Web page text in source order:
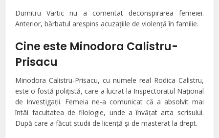
Dumitru Vartic nu a comentat deconspirarea femeiei.
Anterior, bărbatul arespins acuzaţiile de violenţă în familie.
Cine este Minodora Calistru-
Prisacu
Minodora Calistru-Prisacu, cu numele real Rodica Calistru,
este o fostă poliţistă, care a lucrat la Inspectoratul Naţional
de Investigaţii. Femeia ne-a comunicat că a absolvit mai
întâi facultatea de filologie, unde a învăţat arta scrisului.
După care a făcut studii de licenţă şi de masterat la drept.